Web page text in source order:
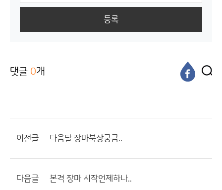
등록
댓글 0개
이전글 다음달 장마북상궁금..
다음글 본격 장마 시작언제하나..